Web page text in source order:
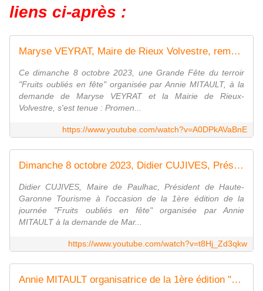
liens ci-après :
Maryse VEYRAT, Maire de Rieux Volvestre, remercie les personnes présentes "fruits oubliés en fête"
Ce dimanche 8 octobre 2023, une Grande Fête du terroir
"Fruits oubliés en fête" organisée par Annie MITAULT, à la
demande de Maryse VEYRAT et la Mairie de Rieux-
Volvestre, s'est tenue : Promen...
https://www.youtube.com/watch?v=A0DPkAVaBnE
Dimanche 8 octobre 2023, Didier CUJIVES, Président du Comité du Tourisme en Haute Garonne.
Didier CUJIVES, Maire de Paulhac, Président de Haute-
Garonne Tourisme à l'occasion de la 1ère édition de la
journée "Fruits oubliés en fête" organisée par Annie
MITAULT à la demande de Mar...
https://www.youtube.com/watch?v=t8Hj_Zd3qkw
Annie MITAULT organisatrice de la 1ère édition "Fruits oubliés en fête" dimanche 8 octobre 2023.